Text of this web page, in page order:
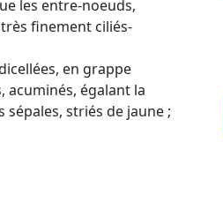
les entre-noeuds,
finement ciliés-
en grappe
acuminés, égalant la
sépales, striés de jaune ;